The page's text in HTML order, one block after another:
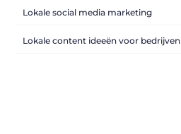
Lokale social media marketing
Lokale content ideeën voor bedrijven